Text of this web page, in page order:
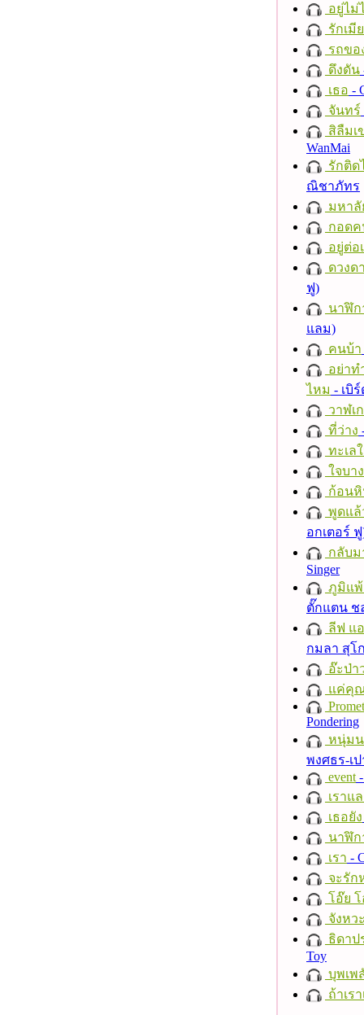
อยู่ไม่
รักเมี
รถขอ
ดึงดัน
เธอ -
จันทร์
สิลืมเ
WanMai
รักติด
ณิชาภัทร
มหาลั
กอดค
อยู่ต่อ
ดวงด
ฟู)
นาฬิก
แลม)
คนบ้า
อย่าท
ไหม - เบิ
วาฬเ
ที่ว่าง
ทะเล
ใจบาง
ก้อน
พูดแล้
อกเตอร์
กลับม
Singer
ภูมิแพ้
ตั๊กแตน ช
ลีฟ แอ
กมลา สุโ
อ๊ะป่า
แค่คุ
Pondering
หนุ่มน
พงศธร-เ
event
เราแ
เธอยัง
นาฬิก
เรา -
จะรัก
โอ๊ย
จังหว
ธิดาป
Toy
บุพเพ
ถ้าเร